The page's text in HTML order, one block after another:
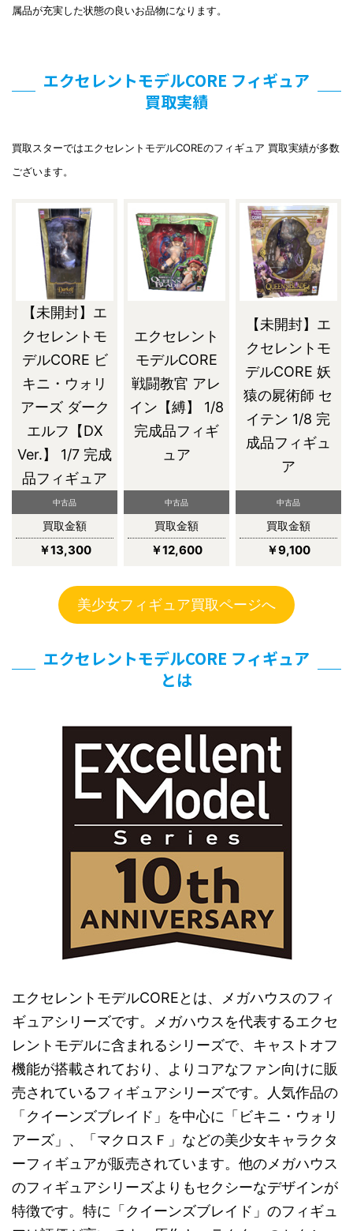
属品が充実した状態の良いお品物になります。
エクセレントモデルCORE フィギュア
買取実績
買取スターではエクセレントモデルCOREのフィギュア 買取実績が多数
ございます。
【未開封】エ
クセレントモ
デルCORE ビ
キニ・ウォリ
アーズ ダーク
エルフ【DX
Ver.】 1/7 完成
品フィギュア
中古品
買取金額
￥13,300
エクセレント
モデルCORE
戦闘教官 アレ
イン【縛】 1/8
完成品フィギ
ュア
中古品
買取金額
￥12,600
【未開封】エ
クセレントモ
デルCORE 妖
猿の屍術師 セ
イテン 1/8 完
成品フィギュ
ア
中古品
買取金額
￥9,100
美少女フィギュア買取ページへ
エクセレントモデルCORE フィギュア
とは
エクセレントモデルCOREとは、メガハウスのフィ
ギュアシリーズです。メガハウスを代表するエクセ
レントモデルに含まれるシリーズで、キャストオフ
機能が搭載されており、よりコアなファン向けに販
売されているフィギュアシリーズです。人気作品の
「クイーンズブレイド」を中心に「ビキニ・ウォリ
アーズ」、「マクロスＦ」などの美少女キャラクタ
ーフィギュアが販売されています。他のメガハウス
のフィギュアシリーズよりもセクシーなデザインが
特徴です。特に「クイーンズブレイド」のフィギュ